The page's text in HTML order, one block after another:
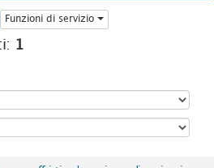
Funzioni di servizio
1